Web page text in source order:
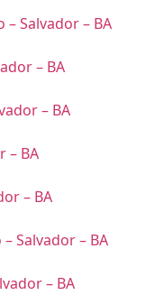
Salvador – BA
– BA
– BA
– BA
– BA
Salvador – BA
– BA